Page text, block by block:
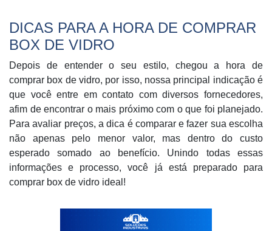
DICAS PARA A HORA DE COMPRAR
BOX DE VIDRO
Depois de entender o seu estilo, chegou a hora de
comprar box de vidro, por isso, nossa principal indicação é
que você entre em contato com diversos fornecedores,
afim de encontrar o mais próximo com o que foi planejado.
Para avaliar preços, a dica é comparar e fazer sua escolha
não apenas pelo menor valor, mas dentro do custo
esperado somado ao benefício. Unindo todas essas
informações e processo, você já está preparado para
comprar box de vidro ideal!